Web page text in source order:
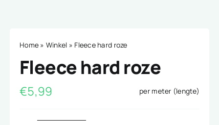
Home » Winkel » Fleece hard roze
Fleece hard roze
€5,99 per meter (lengte)